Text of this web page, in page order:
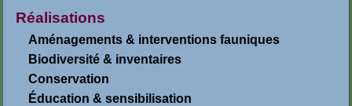
Réalisations
Aménagements & interventions fauniques
Biodiversité & inventaires
Conservation
Éducation & sensibilisation